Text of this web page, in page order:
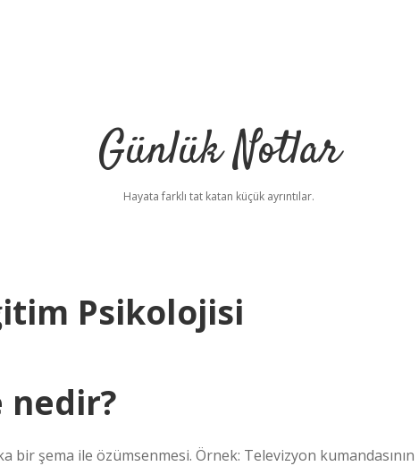
Günlük Notlar
Hayata farklı tat katan küçük ayrıntılar.
Psikolojisi
nedir?
bir şema ile özümsenmesi. Örnek: Televizyon kumandasının